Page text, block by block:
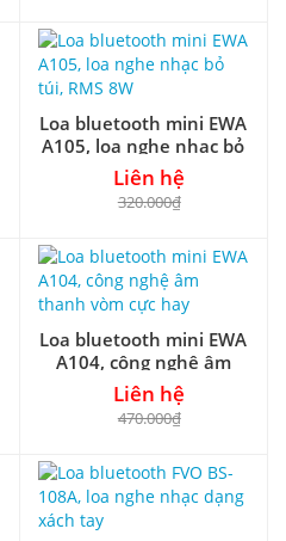
Loa bluetooth mini EWA
A105, loa nghe nhạc bỏ
túi, RMS 8W
Liên hệ
320.000₫
Loa bluetooth mini EWA
A104, công nghệ âm
thanh vòm cực hay
Liên hệ
470.000₫